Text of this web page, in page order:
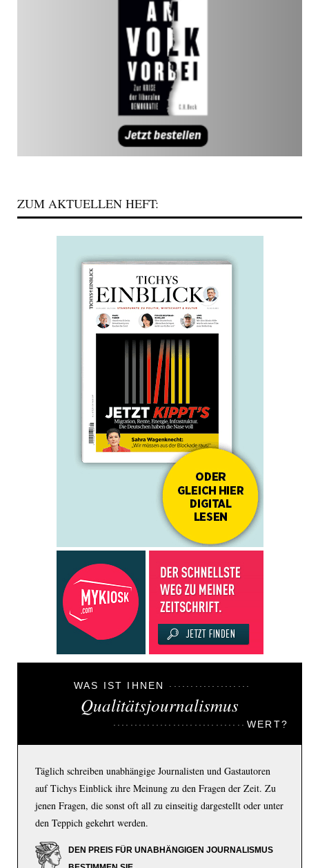
ZUM AKTUELLEN HEFT:
WAS IST IHNEN
Qualitätsjournalismus
WERT?
Täglich schreiben unabhängige Journalisten und Gastautoren
auf Tichys Einblick ihre Meinung zu den Fragen der Zeit. Zu
jenen Fragen, die sonst oft all zu einseitig dargestellt oder unter
den Teppich gekehrt werden.
DEN PREIS FÜR UNABHÄNGIGEN JOURNALISMUS